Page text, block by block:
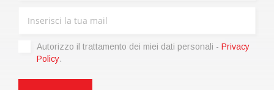
Autorizzo il trattamento dei miei dati personali - Privacy
Policy.